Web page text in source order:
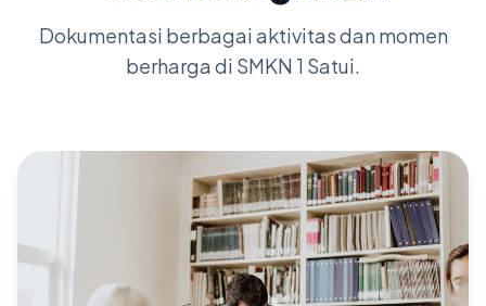
Dokumentasi berbagai aktivitas dan momen
berharga di SMKN 1 Satui.